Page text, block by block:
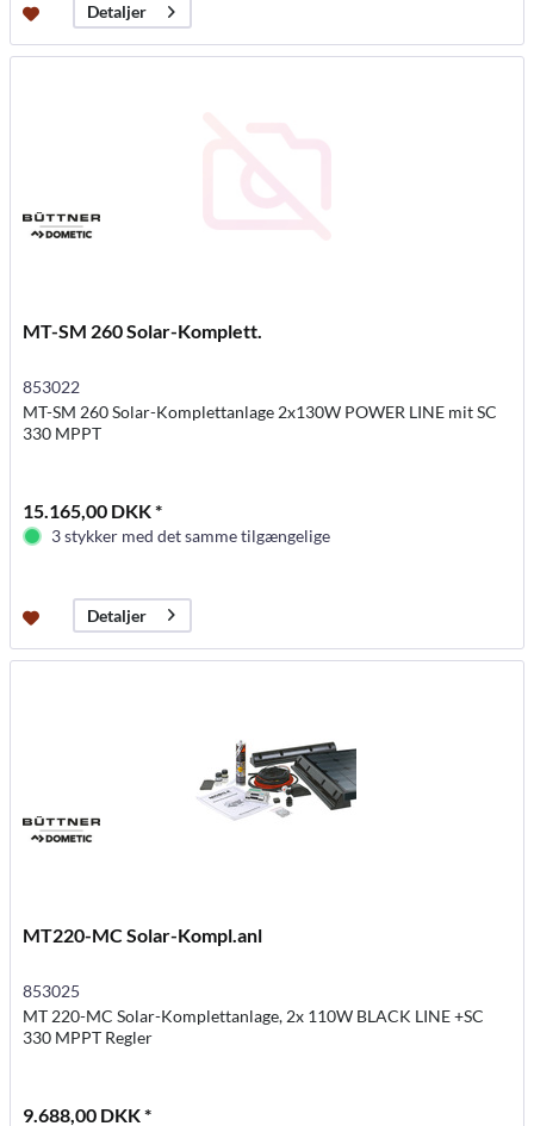
Detaljer
MT-SM 260 Solar-Komplett.
853022
MT-SM 260 Solar-Komplettanlage 2x130W POWER LINE mit SC
330 MPPT
15.165,00 DKK *
3 stykker med det samme tilgængelige
Detaljer
MT220-MC Solar-Kompl.anl
853025
MT 220-MC Solar-Komplettanlage, 2x 110W BLACK LINE +SC
330 MPPT Regler
9.688,00 DKK *